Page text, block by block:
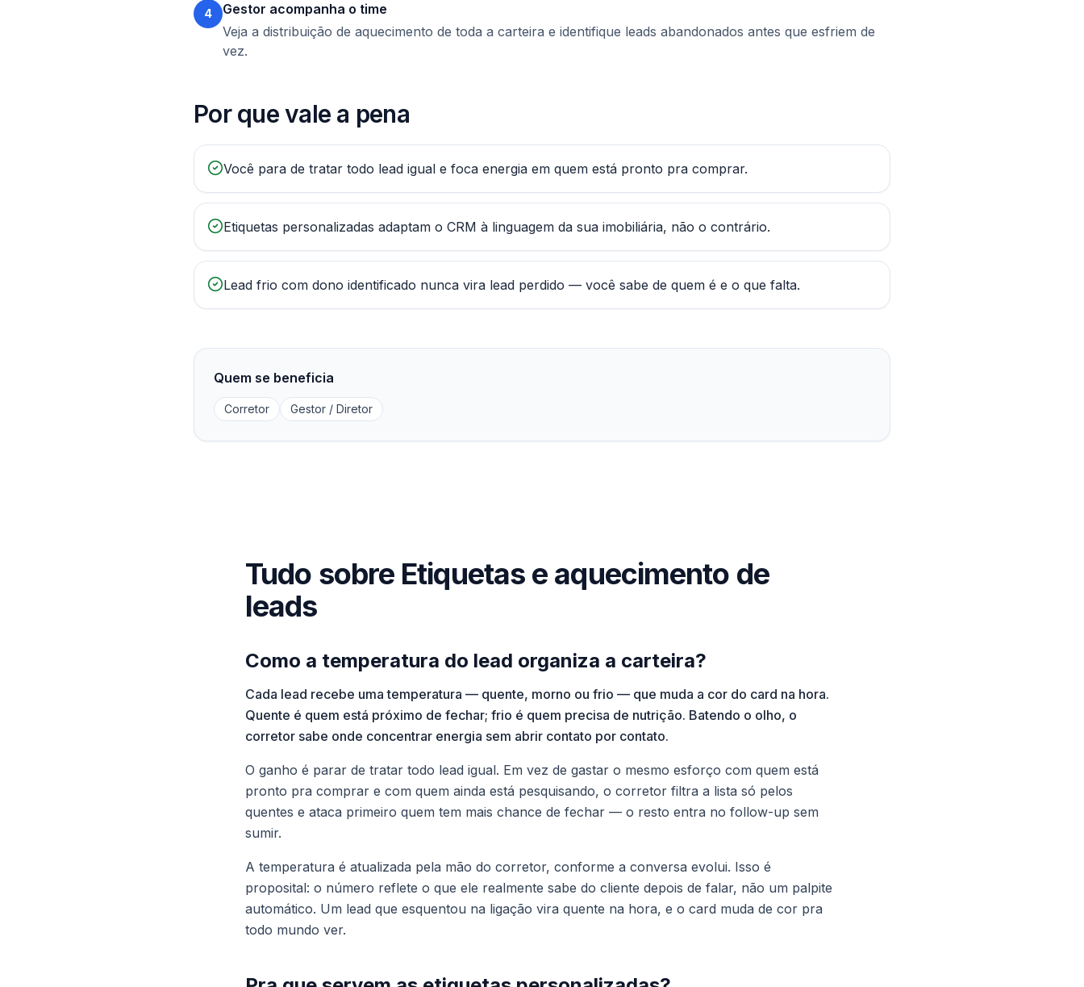
4
Gestor acompanha o time
Veja a distribuição de aquecimento de toda a carteira e identifique leads abandonados antes que esfriem de
vez.
Por que vale a pena
Você para de tratar todo lead igual e foca energia em quem está pronto pra comprar.
Etiquetas personalizadas adaptam o CRM à linguagem da sua imobiliária, não o contrário.
Lead frio com dono identificado nunca vira lead perdido — você sabe de quem é e o que falta.
Quem se beneficia
Corretor Gestor / Diretor
Tudo sobre Etiquetas e aquecimento de
leads
Como a temperatura do lead organiza a carteira?
Cada lead recebe uma temperatura — quente, morno ou frio — que muda a cor do card na hora.
Quente é quem está próximo de fechar; frio é quem precisa de nutrição. Batendo o olho, o
corretor sabe onde concentrar energia sem abrir contato por contato.
O ganho é parar de tratar todo lead igual. Em vez de gastar o mesmo esforço com quem está
pronto pra comprar e com quem ainda está pesquisando, o corretor filtra a lista só pelos
quentes e ataca primeiro quem tem mais chance de fechar — o resto entra no follow-up sem
sumir.
A temperatura é atualizada pela mão do corretor, conforme a conversa evolui. Isso é
proposital: o número reflete o que ele realmente sabe do cliente depois de falar, não um palpite
automático. Um lead que esquentou na ligação vira quente na hora, e o card muda de cor pra
todo mundo ver.